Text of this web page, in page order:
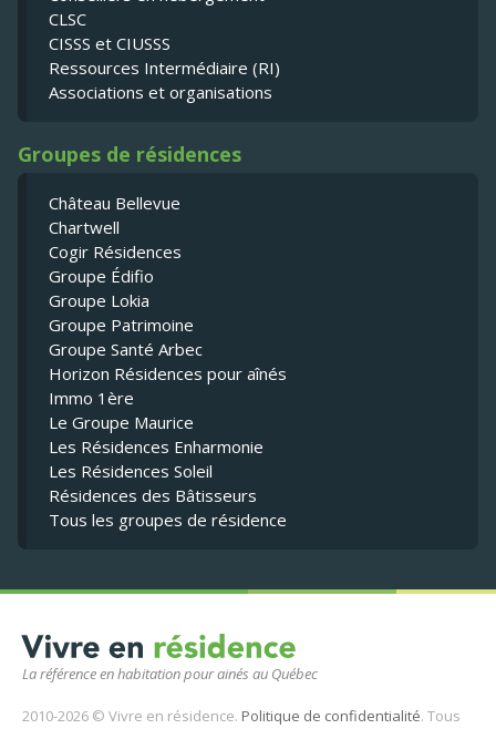
La référence en habitation pour ainés au Québec
2010-2026 © Vivre en résidence. Politique de confidentialité. Tous
CLSC
CISSS et CIUSSS
Ressources Intermédiaire (RI)
Associations et organisations
Groupes de résidences
Château Bellevue
Chartwell
Cogir Résidences
Groupe Édifio
Groupe Lokia
Groupe Patrimoine
Groupe Santé Arbec
Horizon Résidences pour aînés
Immo 1ère
Le Groupe Maurice
Les Résidences Enharmonie
Les Résidences Soleil
Résidences des Bâtisseurs
Tous les groupes de résidence